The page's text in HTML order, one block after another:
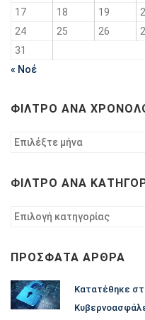
17
18 19
24
25 26
31
« Νοέ
ΦΊΛΤΡΟ ΑΝΆ
Φίλτρο
ΦΊΛΤΡΟ ΑΝΆ
Φίλτρο
ΠΡΌΣΦΑΤΑ ΆΡΘΡΑ
Κατατέθηκε